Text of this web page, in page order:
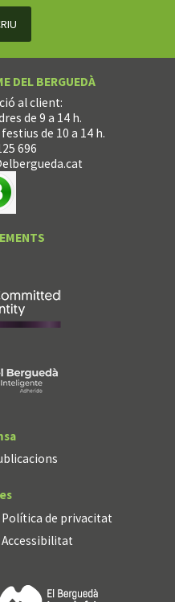
DEL BERGUEDÀ
al client:
de 9 a 14 h.
de 10 a 14 h.
696
Política de privacitat
Accessibilitat